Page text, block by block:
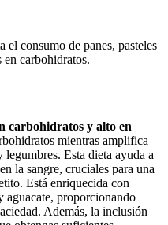
el consumo de panes, pasteles
en carbohidratos.
carbohidratos y alto en
mientras amplifica
Esta dieta ayuda a
la sangre, cruciales para una
Está enriquecida con
aguacate, proporcionando
Además, la inclusión